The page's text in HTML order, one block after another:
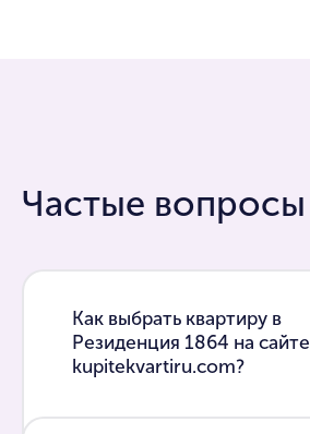
Частые вопросы
Как выбрать квартиру в
Резиденция 1864 на сайте
kupitekvartiru.com?